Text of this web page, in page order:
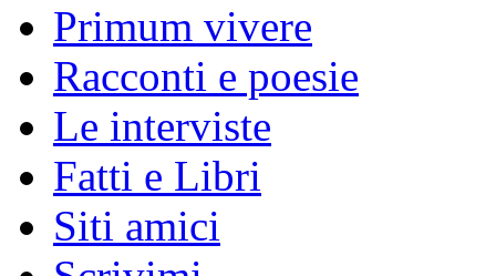
Primum vivere
Racconti e poesie
Le interviste
Fatti e Libri
Siti amici